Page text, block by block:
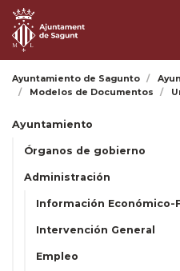
Ayuntamiento de Sagunto
Modelos de Documentos
Ayuntamiento
Órganos de gobierno
Administración
Información Económico-
Intervención General
Empleo